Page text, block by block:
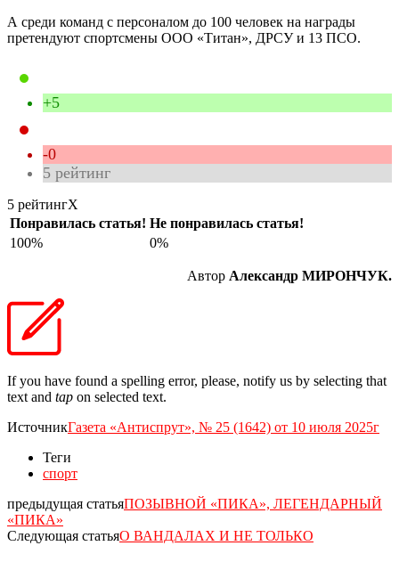
А среди команд с персоналом до 100 человек на награды
претендуют спортсмены ООО «Титан», ДРСУ и 13 ПСО.
+5
-0
5 рейтинг
5 рейтингX
Понравилась статья! Не понравилась статья!
100%
0%
Автор Александр МИРОНЧУК.
If you have found a spelling error, please, notify us by selecting that
text and tap on selected text.
ИсточникГазета «Антиспрут», № 25 (1642) от 10 июля 2025г
Теги
спорт
предыдущая статьяПОЗЫВНОЙ «ПИКА», ЛЕГЕНДАРНЫЙ
«ПИКА»
Следующая статьяО ВАНДАЛАХ И НЕ ТОЛЬКО